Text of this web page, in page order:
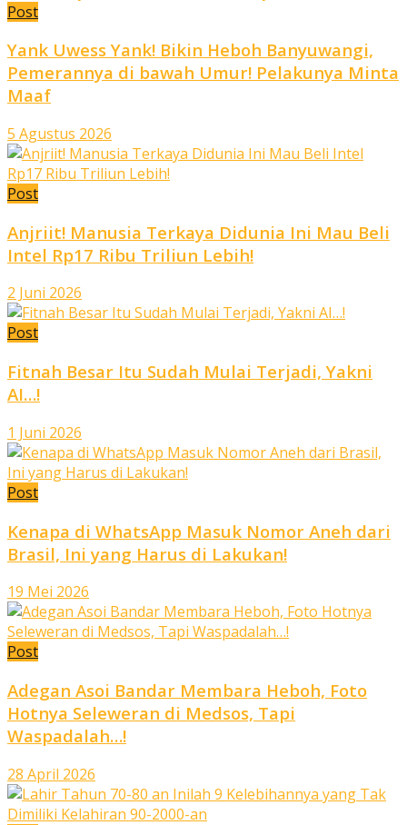
Post
Yank Uwess Yank! Bikin Heboh Banyuwangi,
Pemerannya di bawah Umur! Pelakunya Minta
Maaf
5 Agustus 2026
Post
Anjriit! Manusia Terkaya Didunia Ini Mau Beli
Intel Rp17 Ribu Triliun Lebih!
2 Juni 2026
Post
Fitnah Besar Itu Sudah Mulai Terjadi, Yakni
AI…!
1 Juni 2026
Post
Kenapa di WhatsApp Masuk Nomor Aneh dari
Brasil, Ini yang Harus di Lakukan!
19 Mei 2026
Post
Adegan Asoi Bandar Membara Heboh, Foto
Hotnya Seleweran di Medsos, Tapi
Waspadalah…!
28 April 2026